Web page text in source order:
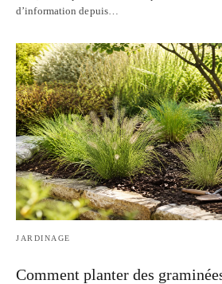
d’information depuis…
JARDINAGE
Comment planter des